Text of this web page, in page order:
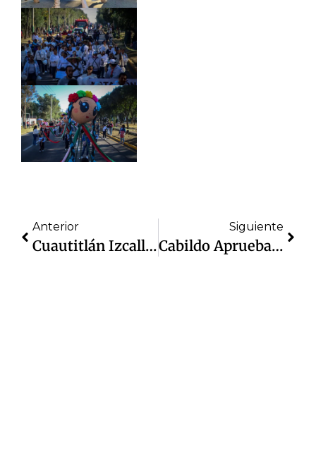
Anterior
Cuautitlán Izcalli Tuvo Saldo Blanco Durante El Buen Fin; El Operativo “Compra Segura” Dio Resultados
Siguiente
Cabildo Aprueba Recinto Oficial Para Primer Informe De Gobierno De Daniel Serrano: Será El Jardín Del Arte